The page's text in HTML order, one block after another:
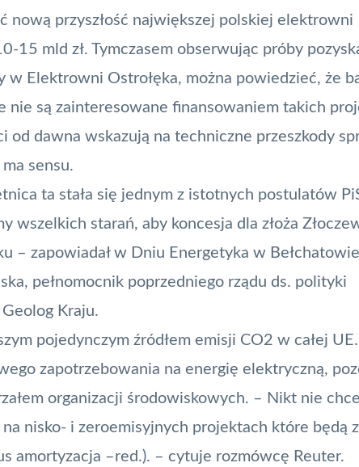
nową przyszłość największej polskiej elektrowni
15 mld zł. Tymczasem obserwując próby
Elektrowni Ostrołęka, można powiedzieć, że
nie są zainteresowane finansowaniem takich
od dawna wskazują na techniczne przeszkody
sensu.
ta stała się jednym z istotnych postulatów
wszelkich starań, aby koncesja dla złoża
– zapowiadał w Dniu Energetyka w
pełnomocnik poprzedniego rządu ds. polityki
Kraju.
pojedynczym źródłem emisji CO2 w całej
zapotrzebowania na energię elektryczną,
organizacji środowiskowych. – Nikt nie
na nisko- i zeroemisyjnych projektach które będą
amortyzacja –red.). – cytuje rozmówcę Reuter.